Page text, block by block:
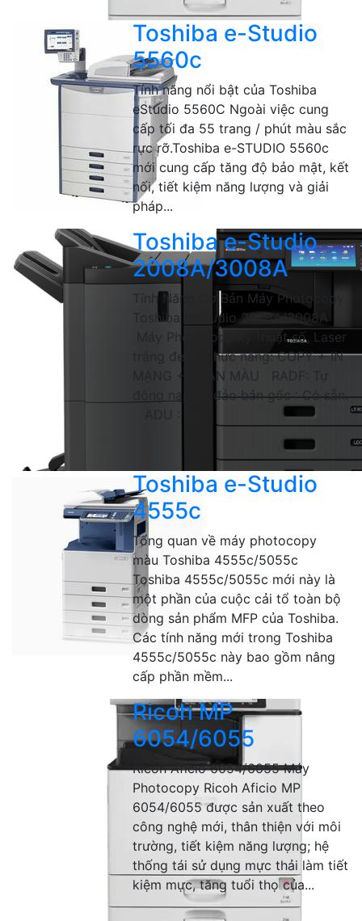
Toshiba e-Studio
5560c
Tính năng nổi bật của Toshiba
eStudio 5560C Ngoài việc cung
cấp tối đa 55 trang / phút màu sắc
rực rỡ.Toshiba e-STUDIO 5560c
mới cung cấp tăng độ bảo mật, kết
nối, tiết kiệm năng lượng và giải
pháp...
Toshiba e-Studio
2008A/3008A
Tính Năng Cơ Bản Máy Photocopy
Toshiba e-Studio 2008A/3008A
Máy Photocopy kỹ thuật số, Laser
trắng đen Chức năng: COPY + IN
MẠNG + SCAN MÀU RADF: Tự
động nạp và đảo bản gốc : Có sẵn.
ADU : Tự...
Toshiba e-Studio
4555c
Tổng quan về máy photocopy
màu Toshiba 4555c/5055c
Toshiba 4555c/5055c mới này là
một phần của cuộc cải tổ toàn bộ
dòng sản phẩm MFP của Toshiba.
Các tính năng mới trong Toshiba
4555c/5055c này bao gồm nâng
cấp phần mềm...
Ricoh MP
6054/6055
Ricoh Aficio 6054/6055 Máy
Photocopy Ricoh Aficio MP
6054/6055 được sản xuất theo
công nghệ mới, thân thiện với môi
trường, tiết kiệm năng lượng; hệ
thống tái sử dụng mực thải làm tiết
kiệm mực, tăng tuổi thọ của...